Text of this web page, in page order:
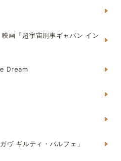
画『超宇宙刑事ギャバン イン
Dream
ヴ ギルティ・パルフェ」